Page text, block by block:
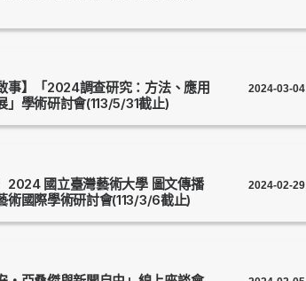
事】「2024調查研究：方法、應用
」學術研討會(113/5/31截止)
2024-03-04
2024 國立臺灣藝術大學 圖文傳播
術國際學術研討會(113/3/6截止)
2024-02-29